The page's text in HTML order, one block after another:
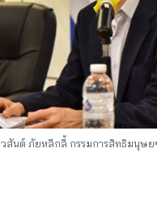
วสันต์ ภัยหลีกลี้ กรรมการสิทธิมนุษย